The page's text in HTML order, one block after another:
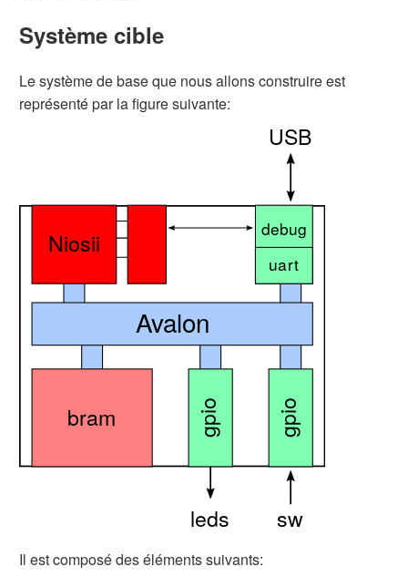
Système cible
Le système de base que nous allons construire est
représenté par la figure suivante:
Il est composé des éléments suivants: